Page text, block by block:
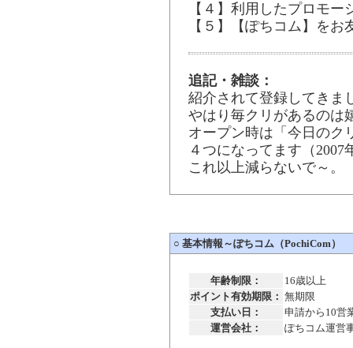
【４】利用したプロモ
【５】【ぽちコム】をお
追記・雑談：
紹介されて登録してきま
やはり毎クリがあるのは
オープン時は「今日のク
４つになってます（2007
これ以上減らないで～。
○ 基本情報～ぽちコム（PochiCom）
年齢制限：
16歳以上
ポイント有効期限： 無期限
支払い日：
申請から10営
運営会社：
ぽちコム運営